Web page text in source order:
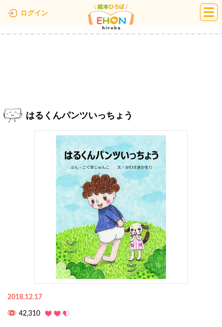
ログイン 絵本ひろば
はるくんパンツいっちょう
2018.12.17
42,310